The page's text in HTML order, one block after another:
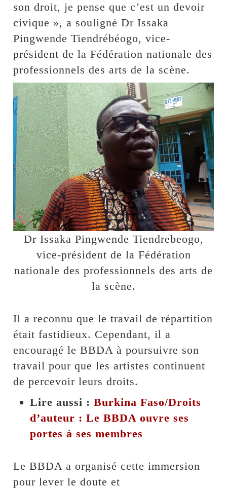
son droit, je pense que c’est un devoir
civique », a souligné Dr Issaka
Pingwende Tiendrébéogo, vice-
président de la Fédération nationale des
professionnels des arts de la scène.
Dr Issaka Pingwende Tiendrebeogo,
vice-président de la Fédération
nationale des professionnels des arts de
la scène.
Il a reconnu que le travail de répartition
était fastidieux. Cependant, il a
encouragé le BBDA à poursuivre son
travail pour que les artistes continuent
de percevoir leurs droits.
Lire aussi :Burkina Faso/Droits
d’auteur : Le BBDA ouvre ses
portes à ses membres
Le BBDA a organisé cette immersion
pour lever le doute et